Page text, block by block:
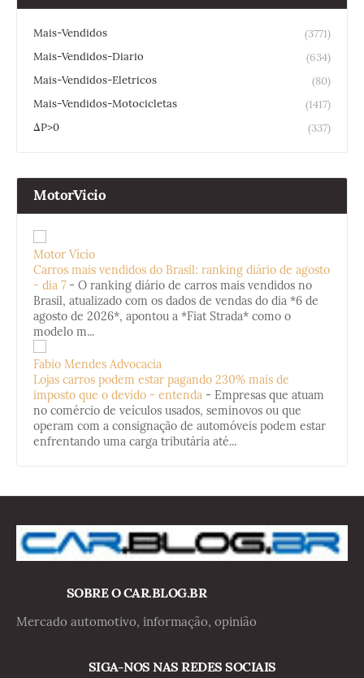
Mais-Vendidos
(3771)
Mais-Vendidos-Diario
(634)
Mais-Vendidos-Eletricos
(80)
Mais-Vendidos-Motocicletas
(1417)
ΔP>0
(337)
MotorVicio
Motor Vício
Carros mais vendidos do Brasil: ranking diário de agosto
- dia 7 - O ranking diário de carros mais vendidos no
Brasil, atualizado com os dados de vendas do dia *6 de
agosto de 2026*, apontou a *Fiat Strada* como o
modelo m...
Fabio Mendes Advocacia
Lojas carros podem estar pagando 230% mais de
imposto que o devido - entenda - Empresas que atuam
no comércio de veículos usados, seminovos ou que
operam com a consignação de automóveis podem estar
enfrentando uma carga tributária até...
SOBRE O CAR.BLOG.BR
Mercado automotivo, informação, opinião
SIGA-NOS NAS REDES SOCIAIS